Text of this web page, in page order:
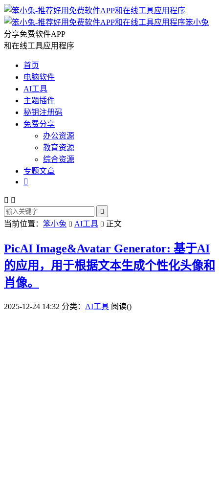
笨小兔
分享免费软件APP
和在线工具应用程序
首页
电脑软件
AI工具
主题插件
秘钥注册码
免费分享
办公资源
教育资源
综合资源
专题文章

 

当前位置： 笨小兔  AI工具  正文
PicAI Image&Avatar Generator: 基于AI
的应用，用于根据文本生成个性化头像和
肖像。
2025-12-24 14:32 分类： AI工具 阅读()